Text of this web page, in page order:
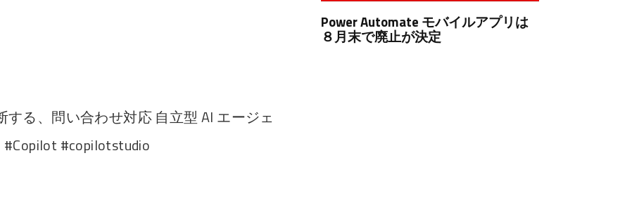
る、問い合わせ対応 自立型 AI エージェ
#copilotstudio
Power Automate モバイルアプリは
８月末で廃止が決定